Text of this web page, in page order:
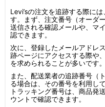
Levi’sの注文を追跡する際に
す。まず、注文番号（オーダ
送信される確認メールや、マ
認できます。
次に、登録したメールアドレ
跡ページにアクセスする際や
を求められることが多いです。
また、配送業者の追跡番号（
る場合は、その番号を利用し
トラッキング番号は、商品発
ウントで確認できます。